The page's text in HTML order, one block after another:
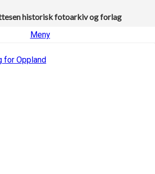
historisk fotoarkiv og forlag
Meny
for Oppland